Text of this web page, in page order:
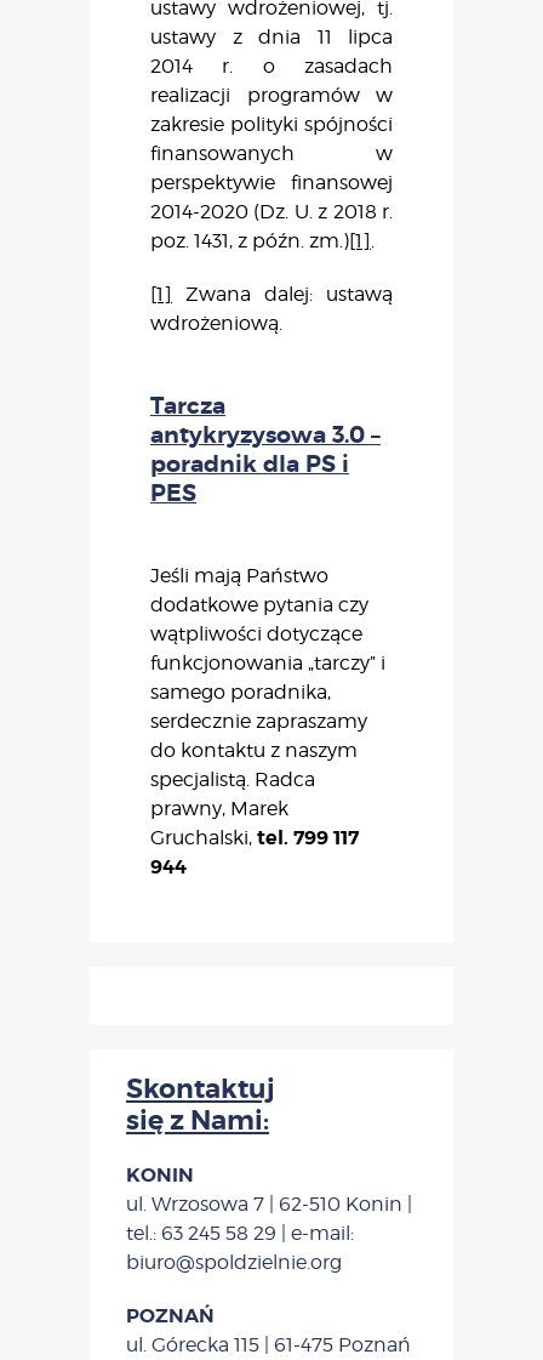
ustawy wdrożeniowej, tj.
ustawy z dnia 11 lipca
2014 r. o zasadach
realizacji programów w
zakresie polityki spójności
finansowanych w
perspektywie finansowej
2014-2020 (Dz. U. z 2018 r.
poz. 1431, z późn. zm.)[1]
[1]
Zwana dalej: ustawą
wdrożeniową.
Tarcza
antykryzysowa 3.0 –
poradnik dla PS i
PES
Jeśli mają Państwo
dodatkowe pytania czy
wątpliwości dotyczące
funkcjonowania „tarczy” i
samego poradnika,
serdecznie zapraszamy
do kontaktu z naszym
specjalistą. Radca
prawny, Marek
Gruchalski, tel. 799 117
944
Skontaktuj
się z Nami:
KONIN
ul. Wrzosowa 7 | 62-510 Konin |
tel.: 63 245 58 29 | e-mail:
biuro@spoldzielnie.org
POZNAŃ
ul. Górecka 115 | 61-475 Poznań